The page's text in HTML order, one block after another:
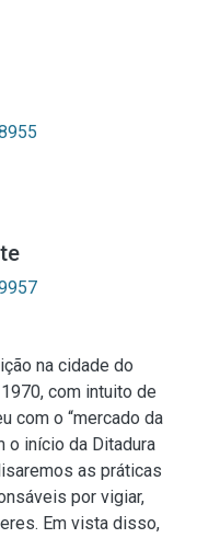
na cidade do
com intuito de
com o “mercado da
o início da Ditadura
as práticas
por vigiar,
Em vista disso,